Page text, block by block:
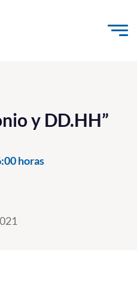
y DD.HH”
horas